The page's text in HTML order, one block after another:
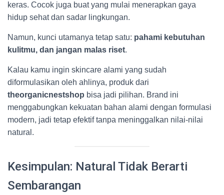
keras. Cocok juga buat yang mulai menerapkan gaya
hidup sehat dan sadar lingkungan.
Namun, kunci utamanya tetap satu: pahami kebutuhan
kulitmu, dan jangan malas riset.
Kalau kamu ingin skincare alami yang sudah
diformulasikan oleh ahlinya, produk dari
theorganicnestshop bisa jadi pilihan. Brand ini
menggabungkan kekuatan bahan alami dengan formulasi
modern, jadi tetap efektif tanpa meninggalkan nilai-nilai
natural.
Kesimpulan: Natural Tidak Berarti
Sembarangan